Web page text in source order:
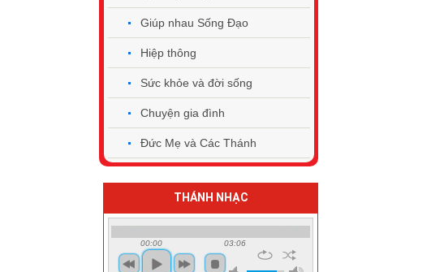
Giúp nhau Sống Đạo
Hiệp thông
Sức khỏe và đời sống
Chuyện gia đình
Đức Mẹ và Các Thánh
THÁNH NHẠC
00:00 03:06